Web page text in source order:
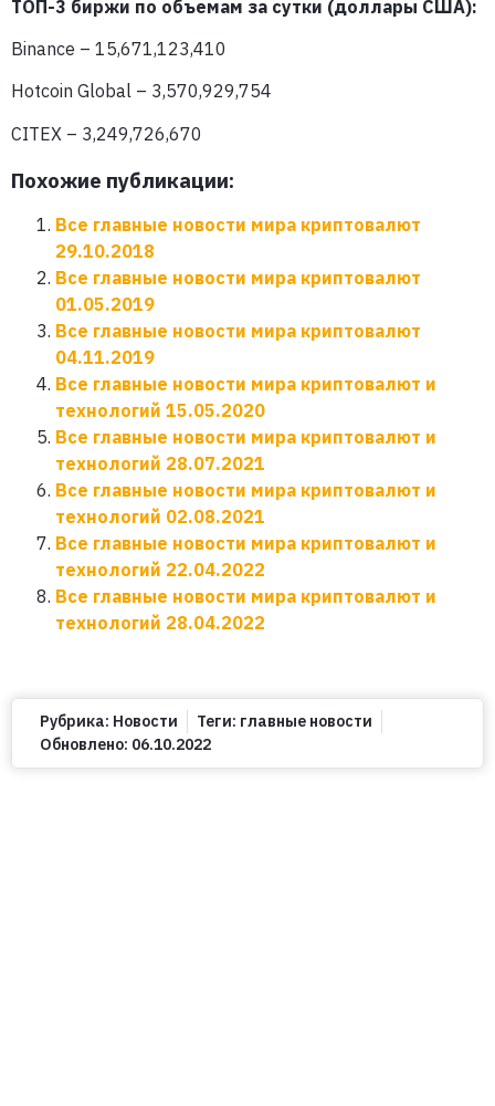
ТОП-3 биржи по объемам за сутки (доллары США):
Binance – 15,671,123,410
Hotcoin Global – 3,570,929,754
CITEX – 3,249,726,670
Похожие публикации:
Все главные новости мира криптовалют
29.10.2018
Все главные новости мира криптовалют
01.05.2019
Все главные новости мира криптовалют
04.11.2019
Все главные новости мира криптовалют и
технологий 15.05.2020
Все главные новости мира криптовалют и
технологий 28.07.2021
Все главные новости мира криптовалют и
технологий 02.08.2021
Все главные новости мира криптовалют и
технологий 22.04.2022
Все главные новости мира криптовалют и
технологий 28.04.2022
Рубрика: Новости Теги: главные новости
Обновлено: 06.10.2022